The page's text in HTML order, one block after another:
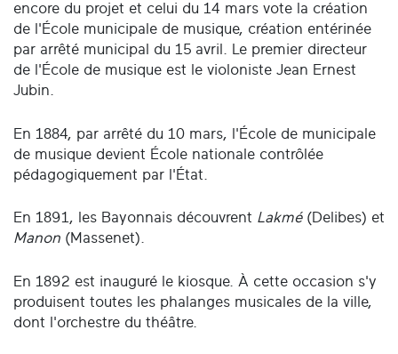
encore du projet et celui du 14 mars vote la création
de l'École municipale de musique, création entérinée
par arrêté municipal du 15 avril. Le premier directeur
de l'École de musique est le violoniste Jean Ernest
Jubin.
En 1884, par arrêté du 10 mars, l'École de municipale
de musique devient École nationale contrôlée
pédagogiquement par l'État.
En 1891, les Bayonnais découvrent Lakmé (Delibes) et
Manon (Massenet).
En 1892 est inauguré le kiosque. À cette occasion s'y
produisent toutes les phalanges musicales de la ville,
dont l'orchestre du théâtre.